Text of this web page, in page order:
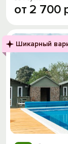
от 2 700
Шикарный